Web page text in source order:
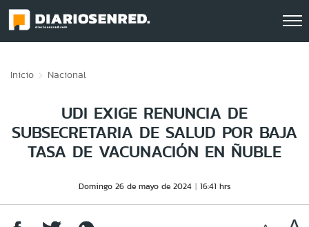
Inicio Nacional
UDI EXIGE RENUNCIA DE
SUBSECRETARIA DE SALUD POR BAJA
TASA DE VACUNACIÓN EN ÑUBLE
Domingo 26 de mayo de 2024 16:41 hrs